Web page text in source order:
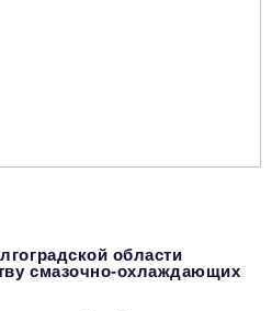
области
смазочно-охлаждающих